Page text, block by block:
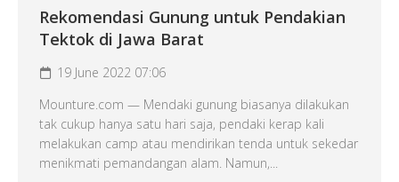
Rekomendasi Gunung untuk Pendakian
Tektok di Jawa Barat
19 June 2022 07:06
Mounture.com — Mendaki gunung biasanya dilakukan
tak cukup hanya satu hari saja, pendaki kerap kali
melakukan camp atau mendirikan tenda untuk sekedar
menikmati pemandangan alam. Namun,...